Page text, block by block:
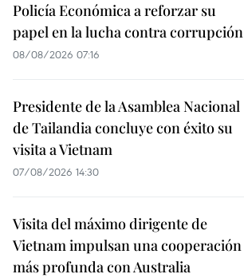
Policía Económica a reforzar su
papel en la lucha contra corrupción
08/08/2026 07:16
Presidente de la Asamblea Nacional
de Tailandia concluye con éxito su
visita a Vietnam
07/08/2026 14:30
Visita del máximo dirigente de
Vietnam impulsan una cooperación
más profunda con Australia